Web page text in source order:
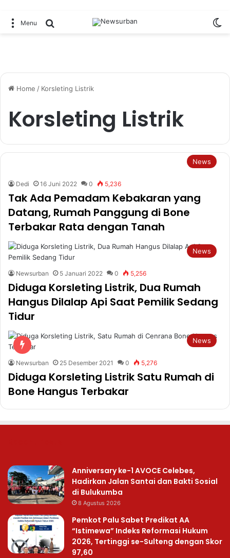
Menu Search for
Home / Korsleting Listrik
Korsleting Listrik
News
Dedi 16 Juni 2022 0 5,236
Tak Ada Pemadam Kebakaran yang
Datang, Rumah Panggung di Bone
Terbakar Rata dengan Tanah
News
Newsurban 5 Januari 2022 0 5,256
Diduga Korsleting Listrik, Dua Rumah
Hangus Dilalap Api Saat Pemilik Sedang
Tidur
News
Newsurban 25 Desember 2021 0 5,276
Diduga Korsleting Listrik Satu Rumah di
Bone Hangus Terbakar
Anniversary ke-1 AVOCE Celebes,
Hadirkan Jalan Santai dan Bakti Sosial
di Bulukumba
8 Agustus 2026
Pemkot Palu Sabet Predikat AA
“Istimewa” Indeks Reformasi Hukum
2026, Tertinggi se-Sulteng dengan Skor
97,60